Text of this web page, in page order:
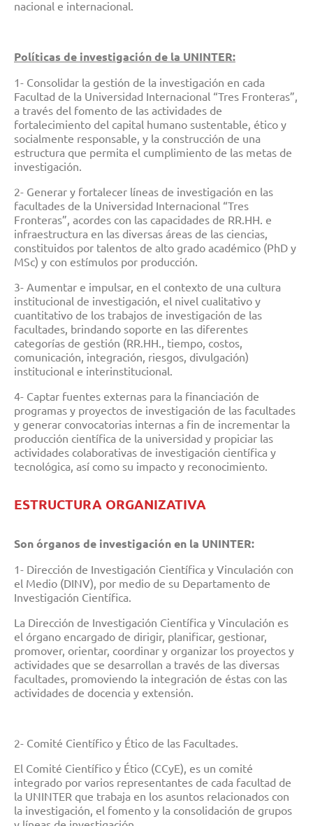
nacional e internacional.
Políticas de investigación de la UNINTER:
1- Consolidar la gestión de la investigación en cada
Facultad de la Universidad Internacional “Tres Fronteras”,
a través del fomento de las actividades de
fortalecimiento del capital humano sustentable, ético y
socialmente responsable, y la construcción de una
estructura que permita el cumplimiento de las metas de
investigación.
2- Generar y fortalecer líneas de investigación en las
facultades de la Universidad Internacional “Tres
Fronteras”, acordes con las capacidades de RR.HH. e
infraestructura en las diversas áreas de las ciencias,
constituidos por talentos de alto grado académico (PhD y
MSc) y con estímulos por producción.
3- Aumentar e impulsar, en el contexto de una cultura
institucional de investigación, el nivel cualitativo y
cuantitativo de los trabajos de investigación de las
facultades, brindando soporte en las diferentes
categorías de gestión (RR.HH., tiempo, costos,
comunicación, integración, riesgos, divulgación)
institucional e interinstitucional.
4- Captar fuentes externas para la financiación de
programas y proyectos de investigación de las facultades
y generar convocatorias internas a fin de incrementar la
producción científica de la universidad y propiciar las
actividades colaborativas de investigación científica y
tecnológica, así como su impacto y reconocimiento.
ESTRUCTURA ORGANIZATIVA
Son órganos de investigación en la UNINTER:
1- Dirección de Investigación Científica y Vinculación con
el Medio (DINV), por medio de su Departamento de
Investigación Científica.
La Dirección de Investigación Científica y Vinculación es
el órgano encargado de dirigir, planificar, gestionar,
promover, orientar, coordinar y organizar los proyectos y
actividades que se desarrollan a través de las diversas
facultades, promoviendo la integración de éstas con las
actividades de docencia y extensión.
2- Comité Científico y Ético de las Facultades.
El Comité Científico y Ético (CCyE), es un comité
integrado por varios representantes de cada facultad de
la UNINTER que trabaja en los asuntos relacionados con
la investigación, el fomento y la consolidación de grupos